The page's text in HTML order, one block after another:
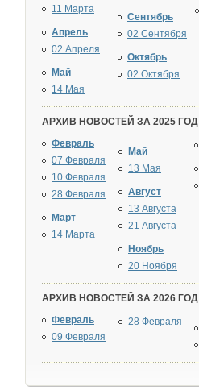
11 Марта
Апрель
02 Апреля
Май
14 Мая
Сентябрь
02 Сентября
Октябрь
02 Октября
АРХИВ НОВОСТЕЙ ЗА 2025 ГОД
Февраль
07 Февраля
10 Февраля
28 Февраля
Март
14 Марта
Май
13 Мая
Август
13 Августа
21 Августа
Ноябрь
20 Ноября
АРХИВ НОВОСТЕЙ ЗА 2026 ГОД
Февраль
09 Февраля
28 Февраля